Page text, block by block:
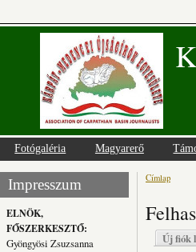
Fotógaléria Magyarerő
Impresszum
ELNÖK,
FŐSZERKESZTŐ:
Gyöngyösi Zsuzsanna
Címlap
Új fiók